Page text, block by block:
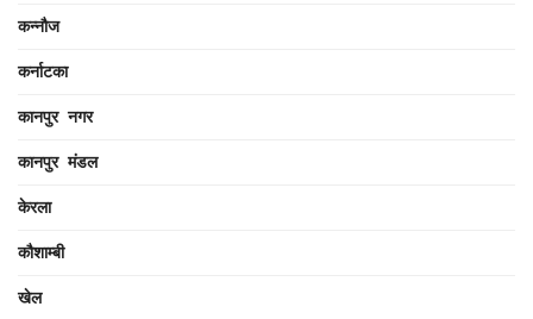
कन्नौज
कर्नाटका
कानपुर नगर
कानपुर मंडल
केरला
कौशाम्बी
खेल